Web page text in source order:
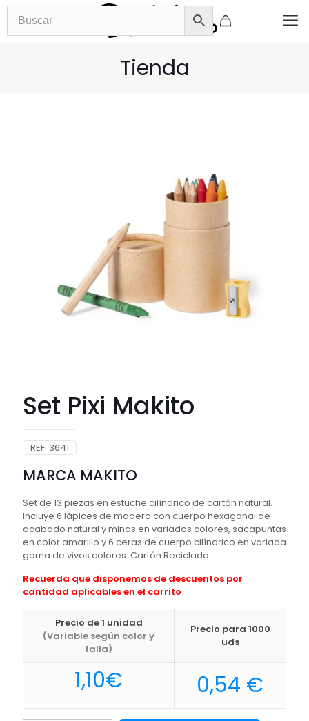
Tienda
Set Pixi Makito
REF: 3641
MARCA MAKITO
Set de 13 piezas en estuche cilíndrico de cartón natural.
Incluye 6 lápices de madera con cuerpo hexagonal de
acabado natural y minas en variados colores, sacapuntas
en color amarillo y 6 ceras de cuerpo cilíndrico en variada
gama de vivos colores. Cartón Reciclado
Recuerda que disponemos de descuentos por
cantidad aplicables en el carrito
Precio de 1 unidad
(Variable según color y
talla)
Precio para 1000
uds
1,10€ 0,54 €